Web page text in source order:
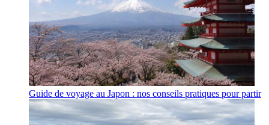
Guide de voyage au Japon : nos conseils pratiques pour partir